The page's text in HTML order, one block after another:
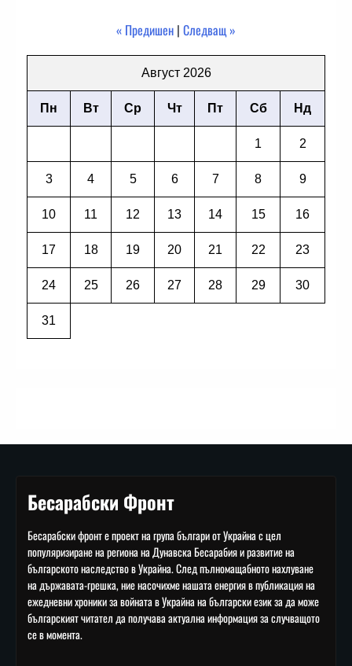
« Предишен | Следващ »
Август 2026
Пн Вт Ср Чт Пт Сб Нд
1 2
3 4 5 6 7 8 9
10 11 12 13 14 15 16
17 18 19 20 21 22 23
24 25 26 27 28 29 30
31
Бесарабски Фронт
Бесарабски фронт е проект на група българи от Украйна с цел
популяризиране на региона на Дунавска Бесарабия и развитие на
българското наследство в Украйна. След пълномащабното нахлуване
на държавата-грешка, ние насочихме нашата енергия в публикация на
ежедневни хроники за войната в Украйна на български език за да може
българският читател да получава актуална информация за случващото
се в момента.